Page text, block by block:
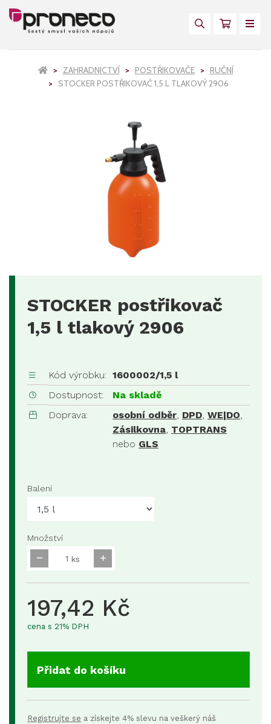
ZAHRADNICTVÍ POSTŘIKOVAČE
RUČNÍ
STOCKER POSTŘIKOVAČ 1,5 L TLAKOVÝ 2906
STOCKER postřikovač
1,5 l tlakový 2906
Kód výrobku: 1600002/1,5 l
Dostupnost:
Na skladě
Doprava:
osobní odběr, DPD, WE|DO,
Zásilkovna, TOPTRANS
nebo GLS
Balení
Množství
ks
197,42 Kč
cena s 21% DPH
Přidat do košíku
Registrujte se a získejte 4% slevu na veškerý náš